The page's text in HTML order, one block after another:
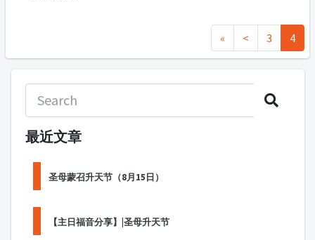
« < 3 4
最近文章
圣母蒙召升天节（8月15日）
【主日福音分享】|圣母升天节